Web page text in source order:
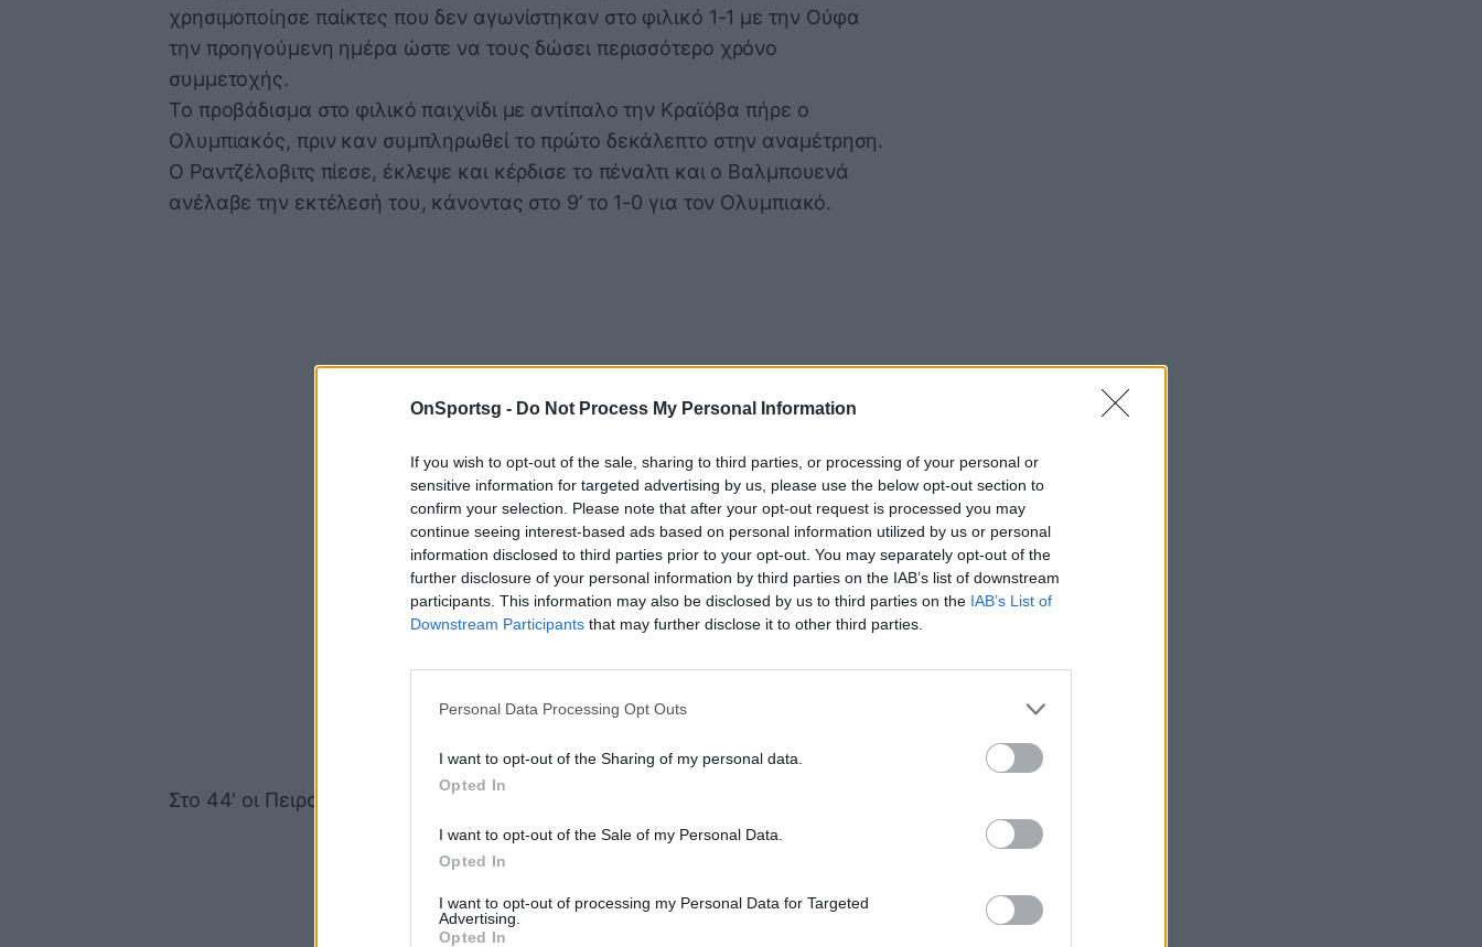
OnSportsg - Do Not Process My Personal Information
If you wish to opt-out of the sale, sharing to third parties, or processing of your personal or
sensitive information for targeted advertising by us, please use the below opt-out section to
confirm your selection. Please note that after your opt-out request is processed you may
continue seeing interest-based ads based on personal information utilized by us or personal
information disclosed to third parties prior to your opt-out. You may separately opt-out of the
further disclosure of your personal information by third parties on the IAB’s list of downstream
participants. This information may also be disclosed by us to third parties on the IAB’s List of
Downstream Participants that may further disclose it to other third parties.
Personal Data Processing Opt Outs
I want to opt-out of the Sharing of my personal data.
Opted In
I want to opt-out of the Sale of my Personal Data.
Opted In
I want to opt-out of processing my Personal Data for Targeted
Advertising.
Opted In
χρησιμοποίησε παίκτες που δεν αγωνίστηκαν στο φιλικό 1-1 με την Ούφα
την προηγούμενη ημέρα ώστε να τους δώσει περισσότερο χρόνο
συμμετοχής.
Το προβάδισμα στο φιλικό παιχνίδι με αντίπαλο την Κραϊόβα πήρε ο
Ολυμπιακός, πριν καν συμπληρωθεί το πρώτο δεκάλεπτο στην αναμέτρηση.
Ο Ραντζέλοβιτς πίεσε, έκλεψε και κέρδισε το πέναλτι και ο Βαλμπουενά
ανέλαβε την εκτέλεσή του, κάνοντας στο 9’ το 1-0 για τον Ολυμπιακό.
Στο 44' οι Πειραιώτες είχαν δοκάρι σε σουτ του Χασάν.